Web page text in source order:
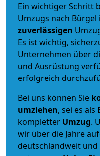
Ein wichtiger Schritt
Umzugs nach Bürgel
zuverlässigen
Es ist wichtig,
Unternehmen über
und Ausrüstung
erfolgreich
Bei uns können Sie
umziehen, sei es als
kompletter Umzug.
wir über die Jahre
deutschlandweit